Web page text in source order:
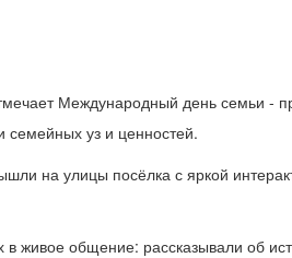
Международный день семьи -
уз и ценностей.
на улицы посёлка с яркой
живое общение: рассказывали об